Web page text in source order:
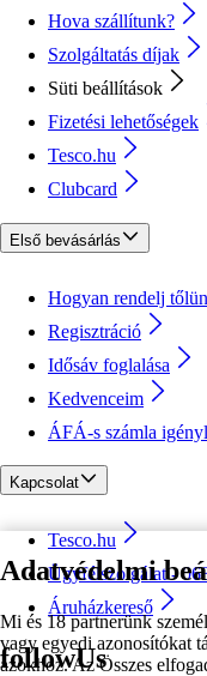
Adatvédelmi
Mi és 18 partnerünk
vagy egyedi azonosítókat
azokhoz. Az Összes
Hova szállítunk?
Szolgáltatás díjak
Süti beállítások
Fizetési lehetőségek
Tesco.hu
Clubcard
Első bevásárlás
Hogyan rendelj
Regisztráció
Idősáv foglalása
Kedvenceim
ÁFÁ-s számla
Kapcsolat
Tesco.hu
Ügyfélszolgálat -
Áruházkereső
followUs